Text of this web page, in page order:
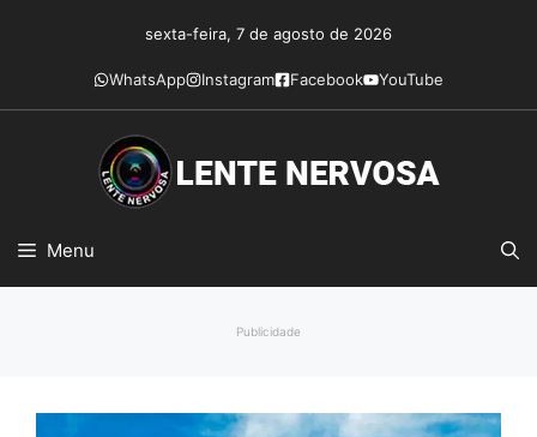
conteúdo
sexta-feira, 7 de agosto de 2026
WhatsApp Instagram Facebook YouTube
Menu
Publicidade